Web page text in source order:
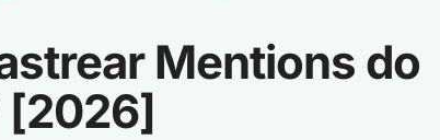
Mentions do
[2026]